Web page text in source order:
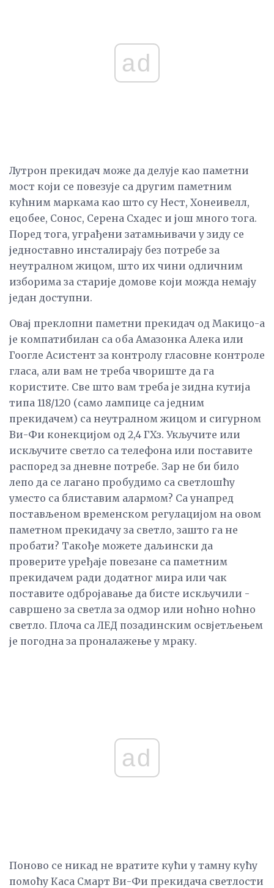
ad
Лутрон прекидач може да делује као паметни
мост који се повезује са другим паметним
кућним маркама као што су Нест, Хонеивелл,
ецобее, Сонос, Серена Схадес и још много тога.
Поред тога, уграђени затамњивачи у зиду се
једноставно инсталирају без потребе за
неутралном жицом, што их чини одличним
изборима за старије домове који можда немају
један доступни.
Овај преклопни паметни прекидач од Макицо-а
је компатибилан са оба Амазонка Алека или
Гоогле Асистент за контролу гласовне контроле
гласа, али вам не треба чвориште да га
користите. Све што вам треба је зидна кутија
типа 118/120 (само лампице са једним
прекидачем) са неутралном жицом и сигурном
Ви-Фи конекцијом од 2,4 ГХз. Укључите или
искључите светло са телефона или поставите
распоред за дневне потребе. Зар не би било
лепо да се лагано пробудимо са светлошћу
уместо са блиставим алармом? Са унапред
постављеном временском регулацијом на овом
паметном прекидачу за светло, зашто га не
пробати? Такође можете даљински да
проверите уређаје повезане са паметним
прекидачем ради додатног мира или чак
поставите одбројавање да бисте искључили -
савршено за светла за одмор или ноћно ноћно
светло. Плоча са ЛЕД позадинским освјетљењем
је погодна за проналажење у мраку.
ad
Поново се никад не вратите кући у тамну кућу
помоћу Каса Смарт Ви-Фи прекидача светлости